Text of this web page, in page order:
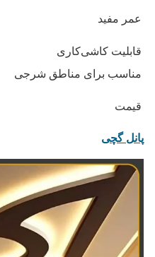
عمر مفید
قابلیت کاشی‌کاری
مناسب برای مناطق شرجی
قیمت
پانل گچی